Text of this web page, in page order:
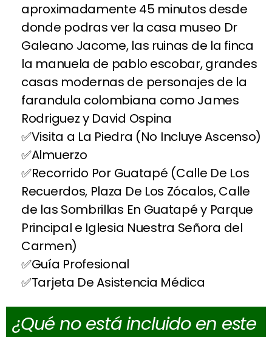
aproximadamente 45 minutos desde
donde podras ver la casa museo Dr
Galeano Jacome, las ruinas de la finca
la manuela de pablo escobar, grandes
casas modernas de personajes de la
farandula colombiana como James
Rodriguez y David Ospina
Visita a La Piedra (No Incluye Ascenso)
Almuerzo
Recorrido Por Guatapé (Calle De Los
Recuerdos, Plaza De Los Zócalos, Calle
de las Sombrillas En Guatapé y Parque
Principal e Iglesia Nuestra Señora del
Carmen)
Guía Profesional
Tarjeta De Asistencia Médica
¿Qué no está incluido en este